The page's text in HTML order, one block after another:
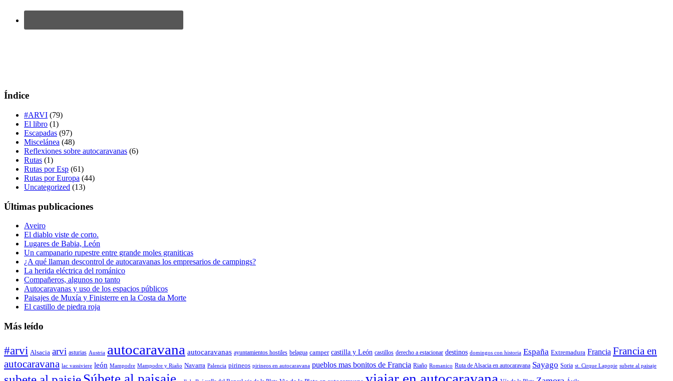
Índice
#ARVI (79)
El libro (1)
Escapadas (97)
Miscelánea (48)
Reflexiones sobre autocaravanas (6)
Rutas (1)
Rutas por Esp (61)
Rutas por Europa (44)
Uncategorized (13)
Últimas publicaciones
Aveiro
El diablo viste de corto.
Lugares de Babia, León
Un campanario rupestre entre grande moles graniticas
¿A qué llaman descontrol de autocaravanas los empresarios de campings?
La herida eléctrica del románico
Compañeros, algunos no tanto
Autocaravanas y uso de los espacios públicos
Paisajes de Muxía y Finisterre en la Costa da Morte
El castillo de piedra roja
Más leído
#arvi Alsacia arvi asturias Austria autocaravana autocaravanas ayuntamientos hostiles belagua camper castilla y León castillos derecho a estacionar destinos domingos con historia España Extremadura Francia Francia en
autocaravana lac vassiviere león Mampodre Mampodre y Riaño Navarra Palencia pirineos pirineos en autocaravana pueblos mas bonitos de Francia Riaño Romanico Ruta de Alsacia en autocaravana Sayago Soria st. Cirque Lapopie subete al paisaje